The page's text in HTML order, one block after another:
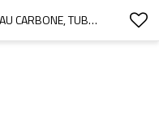
TUBE CARRÉ EN FONTE NOIRE AU CARBONE, TUBE RECTANGULAIRE